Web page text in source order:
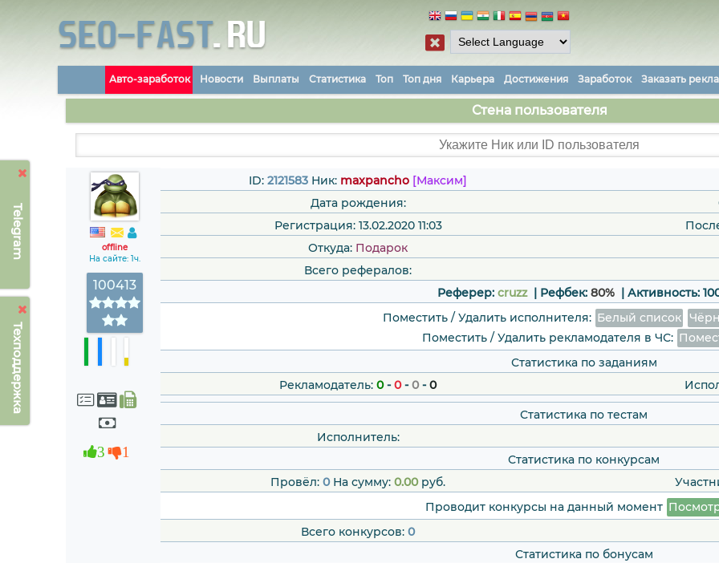
Telegram
Техподдержка
Авто-заработок Новости Выплаты Статистика Топ Топ дня Карьера Достижения Заработок Заказать
Стена пользователя
offline
На сайте: 1ч.
100413
3 1
ID: 2121583 Ник: maxpancho [Максим]
Дата рождения:
Регистрация: 13.02.2020 11:03
Откуда: Подарок
Всего рефералов:
Реферер: cruzz| Рефбек: 80%| Активность:
Поместить / Удалить исполнителя: Белый список
Поместить / Удалить рекламодателя в ЧС:
Статистика по заданиям
Рекламодатель: 0-0-0-0
Статистика по тестам
Исполнитель:
Статистика по конкурсам
Провёл: 0На сумму: 0.00руб.
Проводит конкурсы на данный момент
Всего конкурсов: 0
Статистика по бонусам